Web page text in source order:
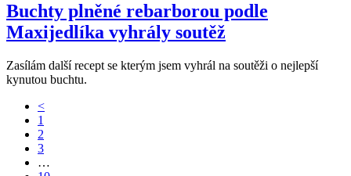
Buchty plněné rebarborou podle
Maxijedlíka vyhrály soutěž
Zasílám další recept se kterým jsem vyhrál na soutěži o nejlepší
kynutou buchtu.
<
1
2
3
…